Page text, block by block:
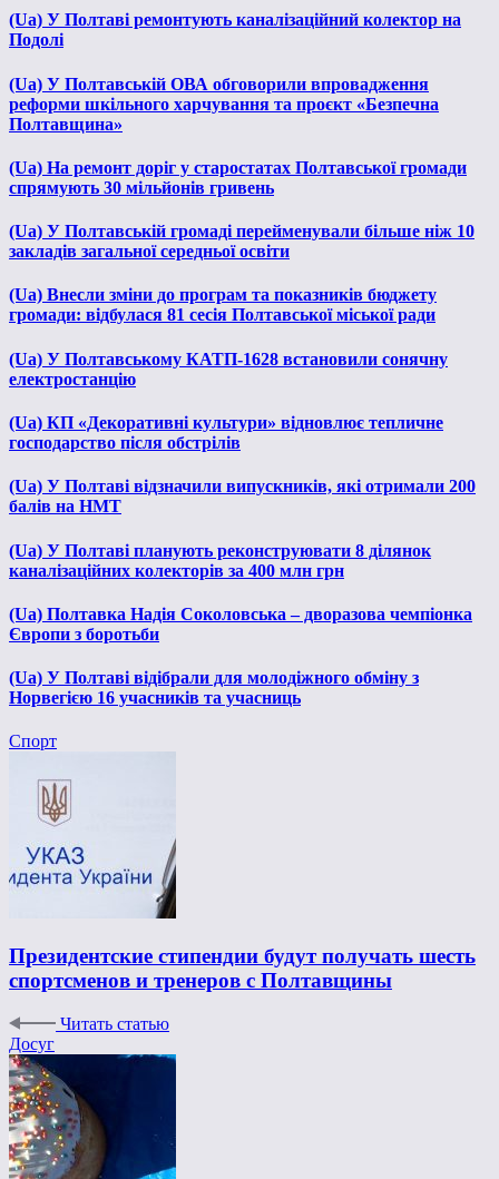
(Ua) У Полтаві ремонтують каналізаційний колектор на
Подолі
(Ua) У Полтавській ОВА обговорили впровадження
реформи шкільного харчування та проєкт «Безпечна
Полтавщина»
(Ua) На ремонт доріг у старостатах Полтавської громади
спрямують 30 мільйонів гривень
(Ua) У Полтавській громаді перейменували більше ніж 10
закладів загальної середньої освіти
(Ua) Внесли зміни до програм та показників бюджету
громади: відбулася 81 сесія Полтавської міської ради
(Ua) У Полтавському КАТП-1628 встановили сонячну
електростанцію
(Ua) КП «Декоративні культури» відновлює тепличне
господарство після обстрілів
(Ua) У Полтаві відзначили випускників, які отримали 200
балів на НМТ
(Ua) У Полтаві планують реконструювати 8 ділянок
каналізаційних колекторів за 400 млн грн
(Ua) Полтавка Надія Соколовська – дворазова чемпіонка
Європи з боротьби
(Ua) У Полтаві відібрали для молодіжного обміну з
Норвегією 16 учасників та учасниць
Спорт
Президентские стипендии будут получать шесть
спортсменов и тренеров с Полтавщины
Читать статью
Досуг